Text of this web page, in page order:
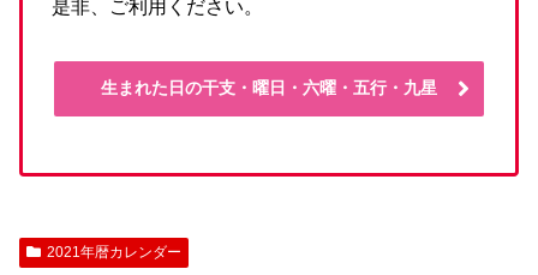
是非、ご利用ください。
生まれた日の干支・曜日・六曜・五行・九星
2021年暦カレンダー